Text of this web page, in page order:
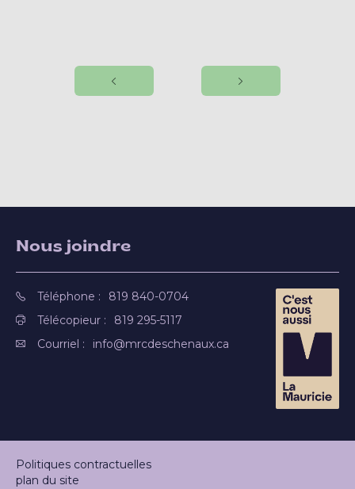
Nous joindre
Téléphone :
819 840-0704
Télécopieur :
819 295-5117
Courriel :
info@mrcdeschenaux.ca
Politiques contractuelles
plan du site